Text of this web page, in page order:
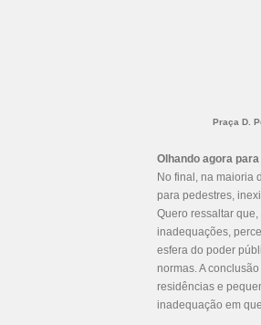
Praça D.
Olhando agora
No final, na maioria
para pedestres,
Quero ressaltar
inadequações,
esfera do poder
normas. A
residências e
inadequação em